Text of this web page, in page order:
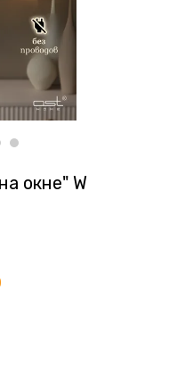
окне" W